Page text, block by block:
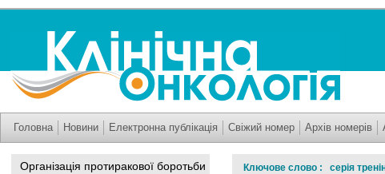
Головна Новини Електронна публікація Свіжий номер Архів номерів
Організація протиракової боротьби
Ключове слово : серія